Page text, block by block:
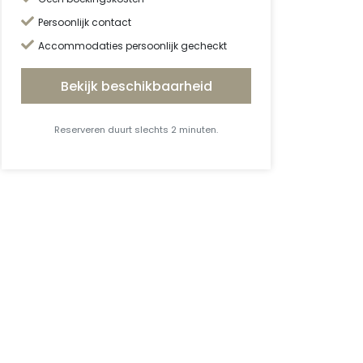
Persoonlijk contact
Accommodaties persoonlijk gecheckt
Bekijk beschikbaarheid
Reserveren duurt slechts 2 minuten.